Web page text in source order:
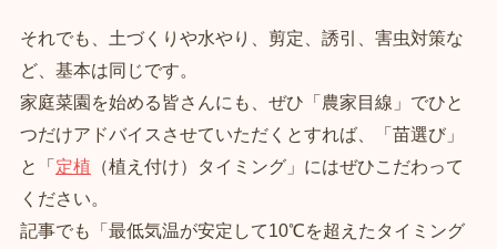
それでも、土づくりや水やり、剪定、誘引、害虫対策な
ど、基本は同じです。
家庭菜園を始める皆さんにも、ぜひ「農家目線」でひと
つだけアドバイスさせていただくとすれば、「苗選び」
と「定植 （植え付け）タイミング」にはぜひこだわって
ください。
記事でも「最低気温が安定して10℃を超えたタイミング